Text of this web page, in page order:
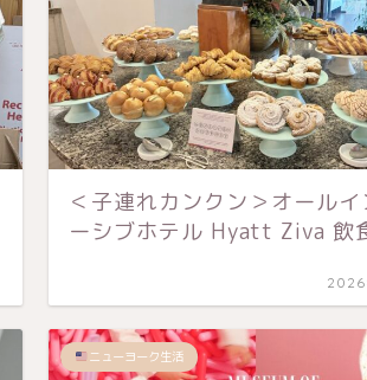
＜子連れカンクン＞オール
ーシブホテル Hyatt Ziva 飲
2026
ニューヨーク生活